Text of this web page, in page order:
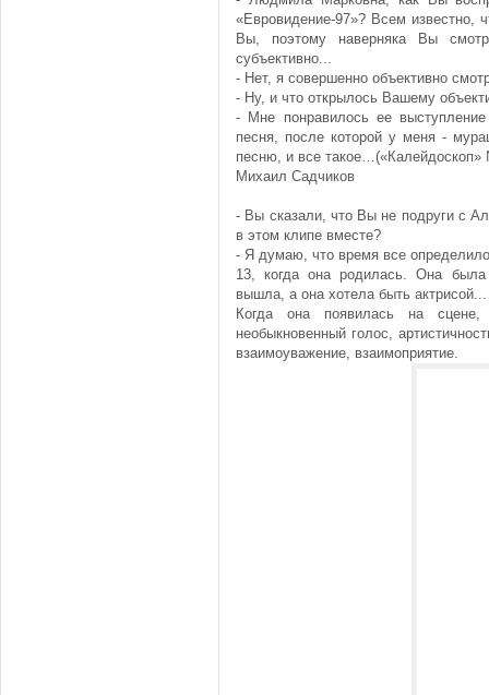
«Евровидение-97»? Всем известно,
Вы, поэтому наверняка Вы
субъективно...
- Нет, я совершенно объективно
- Ну, и что открылось Вашему
- Мне понравилось ее
песня, после которой у меня -
песню, и все
Михаил Садчиков
- Вы сказали, что Вы не подруги с
в этом клипе вместе?
- Я думаю, что время все
13, когда она родилась. Она была
вышла, а она хотела быть
Когда она появилась на
необыкновенный голос,
взаимоуважение, взаимоприятие.